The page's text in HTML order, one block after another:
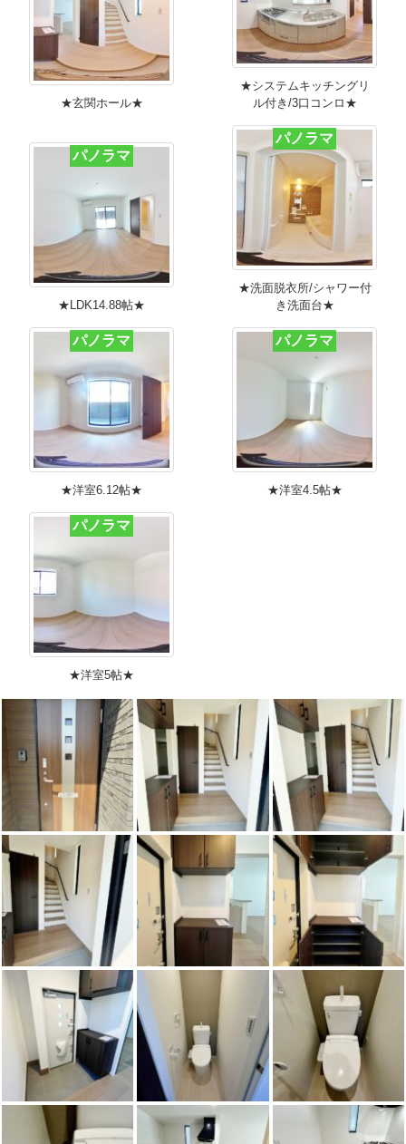
★玄関ホール★
★システムキッチングリ
ル付き/3口コンロ★
パノラマ
★LDK14.88帖★
パノラマ
★洗面脱衣所/シャワー付
き洗面台★
パノラマ
★洋室6.12帖★
パノラマ
★洋室4.5帖★
パノラマ
★洋室5帖★